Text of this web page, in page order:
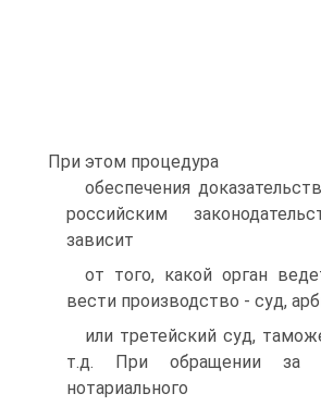
При этом процедура
обеспечения
российским
зависит
от того, какой орган
вести производство - суд,
или третейский суд,
т.д. При обращении за
нотариального